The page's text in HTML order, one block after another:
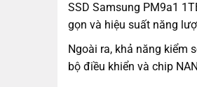
SSD Samsung PM9a1
gọn và hiệu suất năng
Ngoài ra, khả năng kiểm
bộ điều khiển và chip